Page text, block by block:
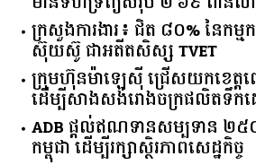
ក្រសួង​ការងារ​៖ ​ជិត​ ​៨០​% ​នៃ​កម្ម
ស៊ុយ​ស៊ូ ​ជា​អតីត​សិស្ស​ ​TVET​
ក្រុមហ៊ុន​ម៉ាឡេស៊ី ជ្រើសយកខេត្ដ
ដើម្បីសាងសង់រោងចក្រផលិតទឹក
ADB ផ្តល់ឥណទានសម្បទាន ២៥
កម្ពុជា ដើម្បីរក្សាស្ថិរភាពសេដ្ឋកិច្ច